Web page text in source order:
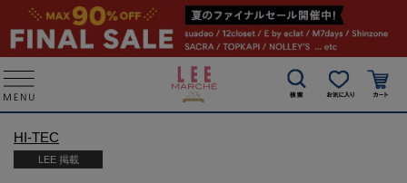
HI-TEC
LEE 掲載